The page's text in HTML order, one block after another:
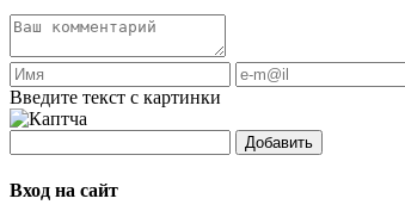
Введите текст с картинки
Добавить
Вход на сайт